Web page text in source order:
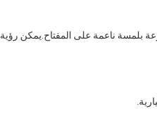
بلمسة ناعمة على المفتاح.يمكن رؤية